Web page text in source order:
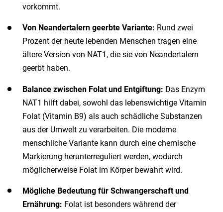
vorkommt.
Von Neandertalern geerbte Variante: Rund zwei
Prozent der heute lebenden Menschen tragen eine
ältere Version von NAT1, die sie von Neandertalern
geerbt haben.
Balance zwischen Folat und Entgiftung: Das Enzym
NAT1 hilft dabei, sowohl das lebenswichtige Vitamin
Folat (Vitamin B9) als auch schädliche Substanzen
aus der Umwelt zu verarbeiten. Die moderne
menschliche Variante kann durch eine chemische
Markierung herunterreguliert werden, wodurch
möglicherweise Folat im Körper bewahrt wird.
Mögliche Bedeutung für Schwangerschaft und
Ernährung: Folat ist besonders während der